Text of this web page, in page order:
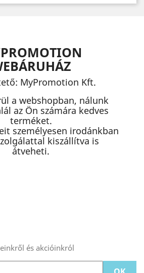
MyPromotion Kft.
a webshopban, nálunk
az Ön számára kedves
terméket.
személyesen irodánkban
kiszállítva is
átveheti.
és akcióinkról